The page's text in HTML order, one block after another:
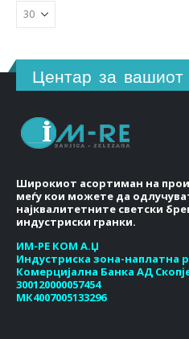
Центар за
Широкиот асортиман на
меѓу кои можете да
најквалитетните светски
индустриски гранки.
ИМ-РЕ КОМ А.Џ
Индустриска зона-наплатна
Комерцијална Банка АД
300120000057454
МК4007005133296